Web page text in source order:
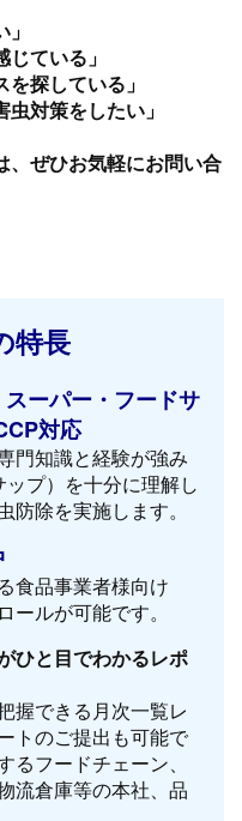
ている」
を探している」
虫対策をしたい」
、ぜひお気軽にお問い合
特長
ーパー・フードサ
対応
門知識と経験が強み
プ）を十分に理解し
除を実施します。
食品事業者様向け
ルが可能です。
ひと目でわかるレポ
握できる月次一覧レ
トのご提出も可能で
フードチェーン、
流倉庫等の本社、品